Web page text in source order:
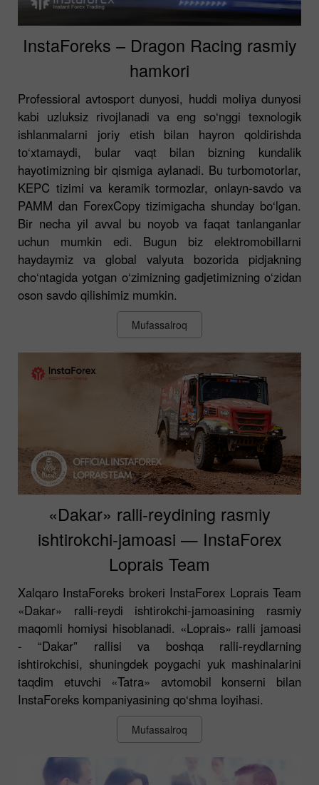
InstaForeks – Dragon Racing rasmiy
hamkori
Professioral avtosport dunyosi, huddi moliya dunyosi
kabi uzluksiz rivojlanadi va eng so‘nggi texnologik
ishlanmalarni joriy etish bilan hayron qoldirishda
to‘xtamaydi, bular vaqt bilan bizning kundalik
hayotimizning bir qismiga aylanadi. Bu turbomotorlar,
KEPC tizimi va keramik tormozlar, onlayn-savdo va
PAMM dan ForexCopy tizimigacha shunday bo‘lgan.
Bir necha yil avval bu noyob va faqat tanlanganlar
uchun mumkin edi. Bugun biz elektromobillarni
haydaymiz va global valyuta bozorida pidjakning
cho‘ntagida yotgan o‘zimizning gadjetimizning o‘zidan
oson savdo qilishimiz mumkin.
Mufassalroq
«Dakar» ralli-reydining rasmiy
ishtirokchi-jamoasi — InstaForex
Loprais Team
Xalqaro InstaForeks brokeri InstaForex Loprais Team
«Dakar» ralli-reydi ishtirokchi-jamoasining rasmiy
maqomli homiysi hisoblanadi. «Loprais» ralli jamoasi
- “Dakar” rallisi va boshqa ralli-reydlarning
ishtirokchisi, shuningdek poygachi yuk mashinalarini
taqdim etuvchi «Tatra» avtomobil konserni bilan
InstaForeks kompaniyasining qo‘shma loyihasi.
Mufassalroq